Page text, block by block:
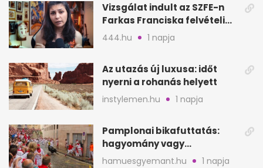
Vizsgálat indult az SZFE-n
Farkas Franciska felvételi
videója után
444.hu 1 napja
Az utazás új luxusa: időt
nyerni a rohanás helyett
instylemen.hu 1 napja
Pamplonai bikafuttatás:
hagyomány vagy
értelmetlen vérontás?
hamuesgyemant.hu 1 napja